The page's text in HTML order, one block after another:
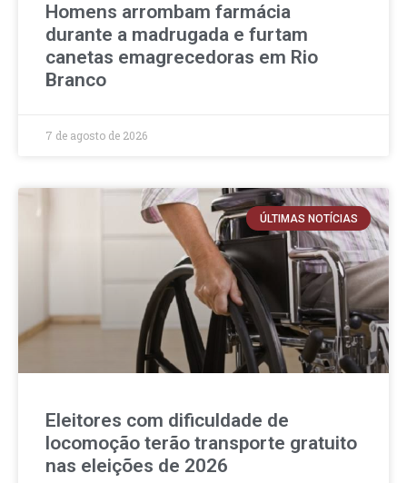
Homens arrombam farmácia
durante a madrugada e furtam
canetas emagrecedoras em Rio
Branco
7 de agosto de 2026
ÚLTIMAS NOTÍCIAS
Eleitores com dificuldade de
locomoção terão transporte gratuito
nas eleições de 2026